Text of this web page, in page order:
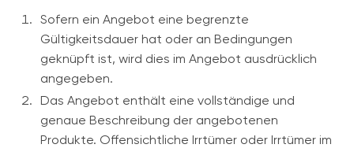
Sofern ein Angebot eine begrenzte
Gültigkeitsdauer hat oder an Bedingungen
geknüpft ist, wird dies im Angebot ausdrücklich
angegeben.
Das Angebot enthält eine vollständige und
genaue Beschreibung der angebotenen
Produkte. Offensichtliche Irrtümer oder Irrtümer im